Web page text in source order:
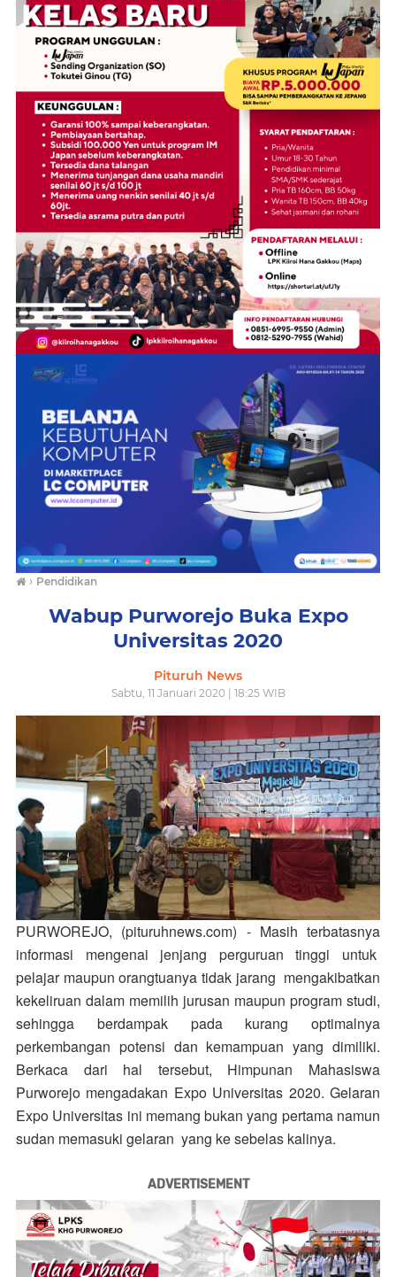
› Pendidikan
Wabup Purworejo Buka Expo
Universitas 2020
Pituruh News
Sabtu, 11 Januari 2020 | 18:25 WIB
PURWOREJO, (pituruhnews.com) - Masih terbatasnya
informasi mengenai jenjang perguruan tinggi untuk
pelajar maupun orangtuanya tidak jarang mengakibatkan
kekeliruan dalam memilih jurusan maupun program studi,
sehingga berdampak pada kurang optimalnya
perkembangan potensi dan kemampuan yang dimiliki.
Berkaca dari hal tersebut, Himpunan Mahasiswa
Purworejo mengadakan Expo Universitas 2020. Gelaran
Expo Universitas ini memang bukan yang pertama namun
sudan memasuki gelaran yang ke sebelas kalinya.
ADVERTISEMENT